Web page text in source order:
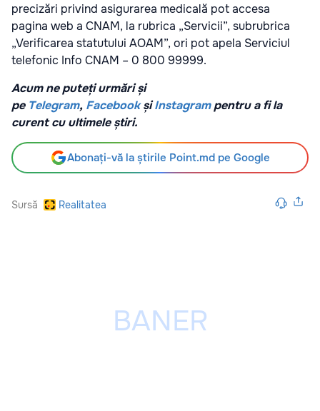
precizări privind asigurarea medicală pot accesa
pagina web a CNAM, la rubrica „Servicii”, subrubrica
„Verificarea statutului AOAM”, ori pot apela Serviciul
telefonic Info CNAM – 0 800 99999.
Acum ne puteți urmări și
pe Telegram, Facebook șiInstagrampentru a fi la
curent cu ultimele știri.
Abonați-vă la știrile Point.md pe Google
Sursă Realitatea